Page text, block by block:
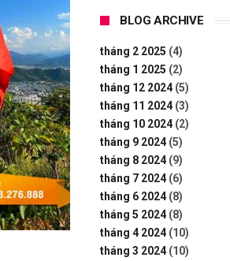
BLOG ARCHIVE
tháng 2 2025 (4)
tháng 1 2025 (2)
tháng 12 2024 (5)
tháng 11 2024 (3)
tháng 10 2024 (2)
tháng 9 2024 (5)
tháng 8 2024 (9)
tháng 7 2024 (6)
tháng 6 2024 (8)
tháng 5 2024 (8)
tháng 4 2024 (10)
tháng 3 2024 (10)